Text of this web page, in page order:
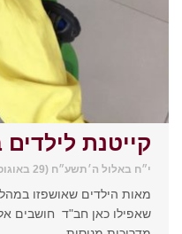
קייטנת
י״ח באלול ה׳תשע״ח (29 באוגוסט 2018)
מאות הילדים שאושפזו